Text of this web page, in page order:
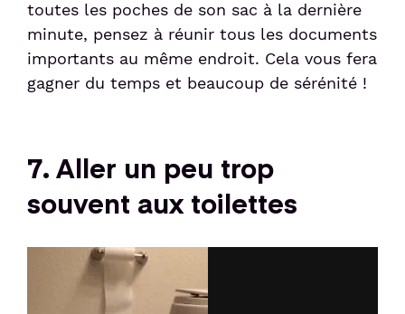
toutes les poches de son sac à la dernière
minute, pensez à réunir tous les documents
importants au même endroit. Cela vous fera
gagner du temps et beaucoup de sérénité !
7. Aller un peu trop
souvent aux toilettes